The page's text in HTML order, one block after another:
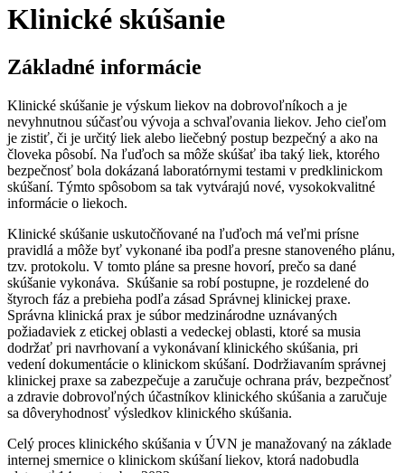
Klinické skúšanie
Základné informácie
Klinické skúšanie je výskum liekov na dobrovoľníkoch a je
nevyhnutnou súčasťou vývoja a schvaľovania liekov. Jeho cieľom
je zistiť, či je určitý liek alebo liečebný postup bezpečný a ako na
človeka pôsobí. Na ľuďoch sa môže skúšať iba taký liek, ktorého
bezpečnosť bola dokázaná laboratórnymi testami v predklinickom
skúšaní. Týmto spôsobom sa tak vytvárajú nové, vysokokvalitné
informácie o liekoch.
Klinické skúšanie uskutočňované na ľuďoch má veľmi prísne
pravidlá a môže byť vykonané iba podľa presne stanoveného plánu,
tzv. protokolu. V tomto pláne sa presne hovorí, prečo sa dané
skúšanie vykonáva. Skúšanie sa robí postupne, je rozdelené do
štyroch fáz a prebieha podľa zásad Správnej klinickej praxe.
Správna klinická prax je súbor medzinárodne uznávaných
požiadaviek z etickej oblasti a vedeckej oblasti, ktoré sa musia
dodržať pri navrhovaní a vykonávaní klinického skúšania, pri
vedení dokumentácie o klinickom skúšaní. Dodržiavaním správnej
klinickej praxe sa zabezpečuje a zaručuje ochrana práv, bezpečnosť
a zdravie dobrovoľných účastníkov klinického skúšania a zaručuje
sa dôveryhodnosť výsledkov klinického skúšania.
Celý proces klinického skúšania v ÚVN je manažovaný na základe
internej smernice o klinickom skúšaní liekov, ktorá nadobudla